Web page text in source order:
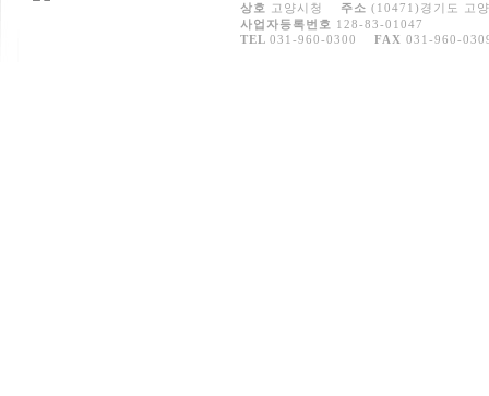
한 윤리경영
헌장
방침
상호 고양시청 주소 (10471)경기도 고
사업자등록번호 128-83-01047
TEL 031-960-0300 FAX 031-960-